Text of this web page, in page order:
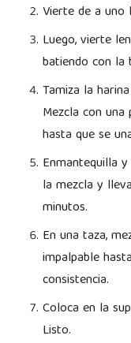
Vierte de a uno
Luego, vierte
batiendo con la
Tamiza la
Mezcla con
hasta que se
Enmantequilla
la mezcla y
minutos.
En una taza,
impalpable
consistencia.
Coloca en la
Listo.